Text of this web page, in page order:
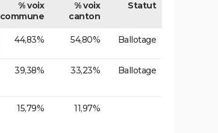
% voix
commune
% voix
canton
Statut
44,83% 54,80% Ballotage
39,38% 33,23% Ballotage
15,79% 11,97%